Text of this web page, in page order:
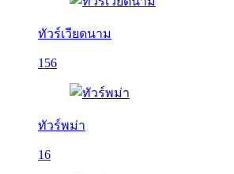
ทัวร์เวียดนาม
156
ทัวร์พม่า
16